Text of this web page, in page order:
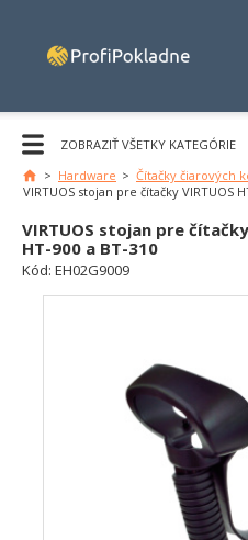
ZOBRAZIŤ VŠETKY KATEGÓRIE
> Hardware > Čítačky čiarových
VIRTUOS stojan pre čítačky VIRTUOS
VIRTUOS stojan pre
HT-900 a BT-310
Kód: EH02G9009